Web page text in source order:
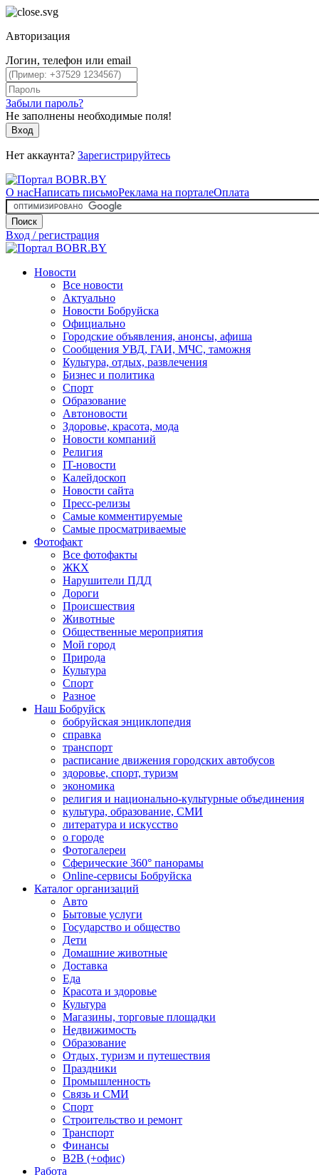
Авторизация
Логин, телефон или email
Забыли пароль?
Не заполнены необходимые поля!
Вход
Нет аккаунта? Зарегистрируйтесь
О насНаписать письмоРеклама на порталеОплата
Поиск
Вход / регистрация
Новости
Все новости
Актуально
Новости Бобруйска
Официально
Городские объявления, анонсы, афиша
Сообщения УВД, ГАИ, МЧС, таможня
Культура, отдых, развлечения
Бизнес и политика
Спорт
Образование
Автоновости
Здоровье, красота, мода
Новости компаний
Религия
IT-новости
Калейдоскоп
Новости сайта
Пресс-релизы
Самые комментируемые
Самые просматриваемые
Фотофакт
Все фотофакты
ЖКХ
Нарушители ПДД
Дороги
Происшествия
Животные
Общественные мероприятия
Мой город
Природа
Культура
Спорт
Разное
Наш Бобруйск
бобруйская энциклопедия
справка
транспорт
расписание движения городских автобусов
здоровье, спорт, туризм
экономика
религия и национально-культурные объединения
культура, образование, СМИ
литература и искусство
о городе
Фотогалереи
Сферические 360° панорамы
Online-сервисы Бобруйска
Каталог организаций
Авто
Бытовые услуги
Государство и общество
Дети
Домашние животные
Доставка
Еда
Красота и здоровье
Культура
Магазины, торговые площадки
Недвижимость
Образование
Отдых, туризм и путешествия
Праздники
Промышленность
Связь и СМИ
Спорт
Строительство и ремонт
Транспорт
Финансы
B2B (+офис)
Работа